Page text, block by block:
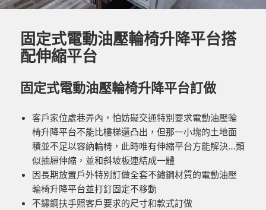
固定式電動油壓輪椅升降平台搭
配伸縮平台
固定式電動油壓輪椅升降平台訂做
客戶家位處巷弄內，怕妨礙交通特別要求電動油壓輪
椅升降平台不能比樓梯還凸出，但那一小塊的土地面
積並不足以容納輪椅，此時唯有伸縮平台方能解決…類
似抽屜伸縮，並和斜坡板連結成一體
因長期放置戶外特別訂做全套不鏽鋼材質的電動油壓
輪椅升降平台並打釘固定不移動
不鏽鋼扶手照客戶要求的尺寸和款式訂做